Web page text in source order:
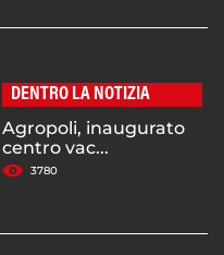
DENTRO LA NOTIZIA
Agropoli, inaugurato
centro vac...
3780